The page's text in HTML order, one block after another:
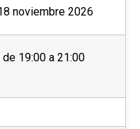
de
noviembre 2026
19:00 a 21:00